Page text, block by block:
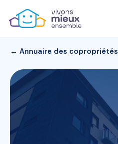
← Annuaire des copropriétés